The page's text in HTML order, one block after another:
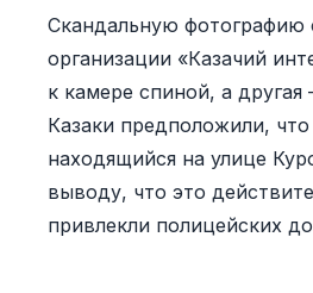
Скандальную фотографию
организации «Казачий
к камере спиной, а
Казаки предположили,
находящийся на улице
выводу, что это
привлекли полицейских